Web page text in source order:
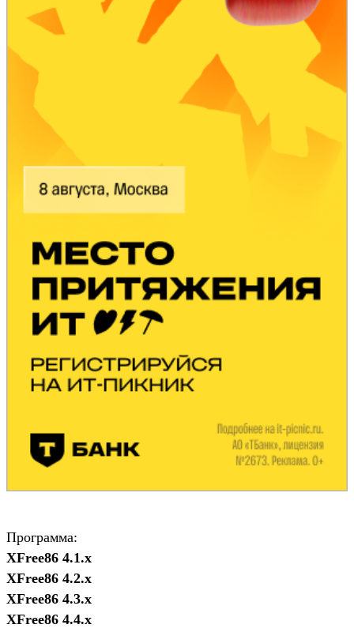
Программа:
XFree86 4.1.x
XFree86 4.2.x
XFree86 4.3.x
XFree86 4.4.x